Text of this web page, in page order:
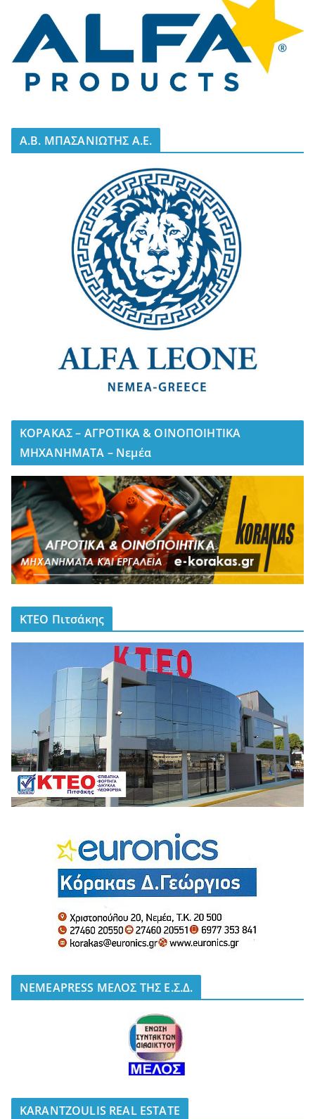
A.B. ΜΠΑΣΑΝΙΩΤΗΣ Α.Ε.
ΚΟΡΑΚΑΣ – ΑΓΡΟΤΙΚΑ & ΟΙΝΟΠΟΙΗΤΙΚΑ
ΜΗΧΑΝΗΜΑΤΑ – Νεμέα
ΚΤΕΟ Πιτσάκης
NEMEAPRESS ΜΕΛΟΣ ΤΗΣ Ε.Σ.Δ.
KARANTZOULIS REAL ESTATE